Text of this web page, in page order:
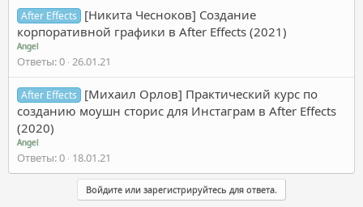
After Effects
[Никита Чесноков] Создание
корпоративной графики в After Effects (2021)
Angel
Ответы 0 26.01.21
After Effects
[Михаил Орлов] Практический курс по
созданию моушн сторис для Инстаграм в After Effects
(2020)
Angel
Ответы 0 18.01.21
Войдите или зарегистрируйтесь для ответа.